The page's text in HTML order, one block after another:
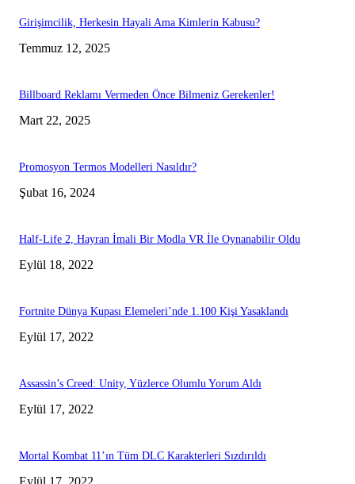
Girişimcilik, Herkesin Hayali Ama Kimlerin Kabusu?
Temmuz 12, 2025
Billboard Reklamı Vermeden Önce Bilmeniz Gerekenler!
Mart 22, 2025
Promosyon Termos Modelleri Nasıldır?
Şubat 16, 2024
Half-Life 2, Hayran İmali Bir Modla VR İle Oynanabilir Oldu
Eylül 18, 2022
Fortnite Dünya Kupası Elemeleri’nde 1.100 Kişi Yasaklandı
Eylül 17, 2022
Assassin’s Creed: Unity, Yüzlerce Olumlu Yorum Aldı
Eylül 17, 2022
Mortal Kombat 11’ın Tüm DLC Karakterleri Sızdırıldı
Eylül 17, 2022